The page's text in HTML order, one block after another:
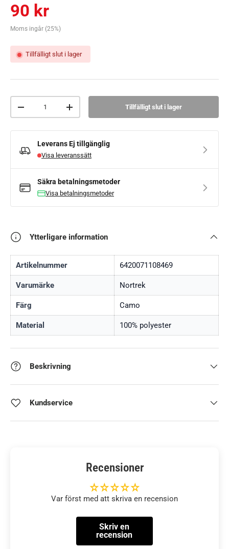
Ordinarie pris
90 kr
Moms ingår (25%)
Tillfälligt slut i lager
Minska mängdenLägg till fler Tillfälligt slut i lager
LeveransEj tillgänglig
Visa leveranssätt
Säkra betalningsmetoder
Visa betalningsmetoder
Ytterligare information
Artikelnummer 6420071108469
Varumärke Nortrek
Färg Camo
Material 100% polyester
Beskrivning
Kundservice
Recensioner
Var först med att skriva en recension
Skriv en
recension